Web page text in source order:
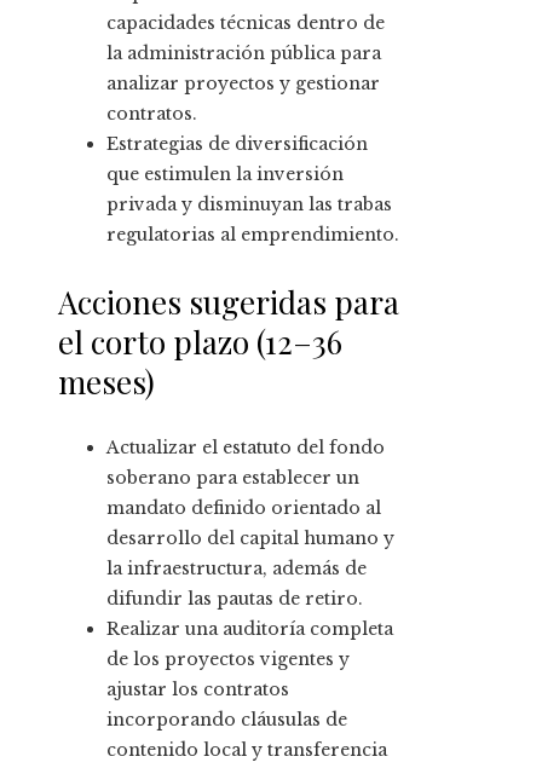
capacidades técnicas dentro de
la administración pública para
analizar proyectos y gestionar
contratos.
Estrategias de diversificación
que estimulen la inversión
privada y disminuyan las trabas
regulatorias al emprendimiento.
Acciones sugeridas para
el corto plazo (12–36
meses)
Actualizar el estatuto del fondo
soberano para establecer un
mandato definido orientado al
desarrollo del capital humano y
la infraestructura, además de
difundir las pautas de retiro.
Realizar una auditoría completa
de los proyectos vigentes y
ajustar los contratos
incorporando cláusulas de
contenido local y transferencia